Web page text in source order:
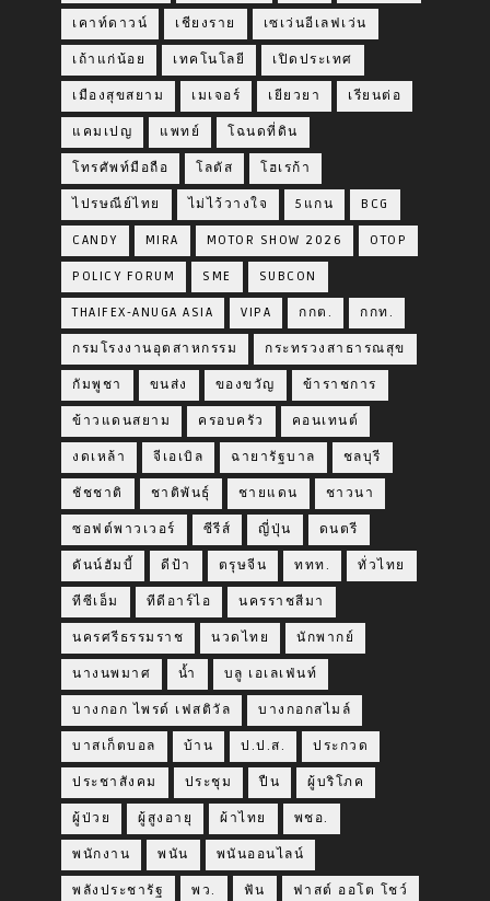
เคาท์ดาวน์ เชียงราย เซเว่นอีเลฟเว่น
เถ้าแก่น้อย เทคโนโลยี เปิดประเทศ
เมืองสุขสยาม เมเจอร์ เยียวยา เรียนต่อ
แคมเปญ แพทย์ โฉนดที่ดิน
โทรศัพท์มือถือ โลตัส โฮเรก้า
ไปรษณีย์ไทย ไม่ไว้วางใจ 5แกน BCG
CANDY MIRA MOTOR SHOW 2026 OTOP
POLICY FORUM SME SUBCON
THAIFEX-ANUGA ASIA VIPA กกต. กกท.
กรมโรงงานอุตสาหกรรม กระทรวงสาธารณสุข
กัมพูชา ขนส่ง ของขวัญ ข้าราชการ
ข้าวแดนสยาม ครอบครัว คอนเทนต์
งดเหล้า จีเอเบิล ฉายารัฐบาล ชลบุรี
ชัชชาติ ชาติพันธุ์ ชายแดน ชาวนา
ซอฟต์พาวเวอร์ ซีรีส์ ญี่ปุ่น ดนตรี
ดันน์ฮัมบี้ ดีป้า ตรุษจีน ททท. ทั่วไทย
ทีซีเอ็ม ทีดีอาร์ไอ นครราชสีมา
นครศรีธรรมราช นวดไทย นักพากย์
นางนพมาศ น้ำ บลู เอเลเฟ่นท์
บางกอก ไพรด์ เฟสติวัล บางกอกสไมล์
บาสเก็ตบอล บ้าน ป.ป.ส. ประกวด
ประชาสังคม ประชุม ปืน ผู้บริโภค
ผู้ป่วย ผู้สูงอายุ ผ้าไทย พชอ.
พนักงาน พนัน พนันออนไลน์
พลังประชารัฐ พว. ฟัน ฟาสต์ ออโต โชว์